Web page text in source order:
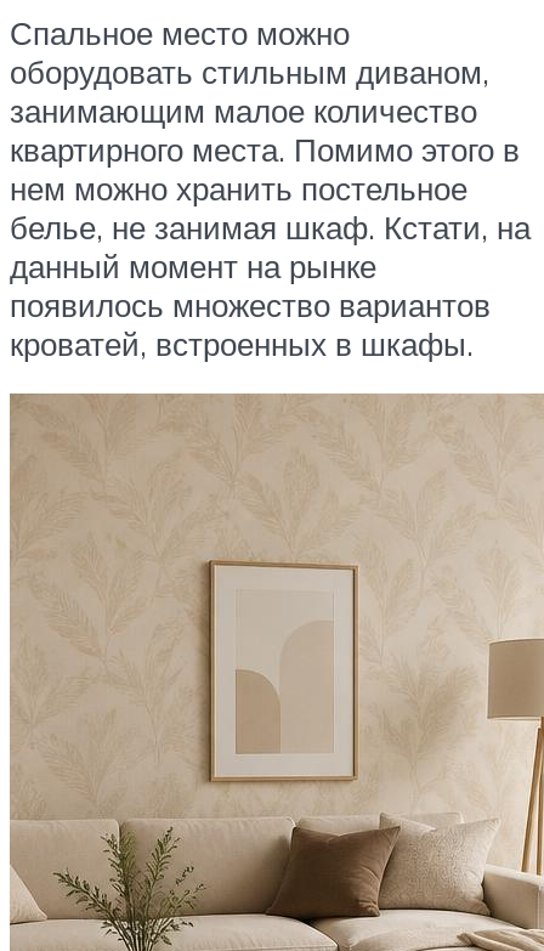
Спальное место можно
оборудовать стильным диваном,
занимающим малое количество
квартирного места. Помимо этого в
нем можно хранить постельное
белье, не занимая шкаф. Кстати, на
данный момент на рынке
появилось множество вариантов
кроватей, встроенных в шкафы.